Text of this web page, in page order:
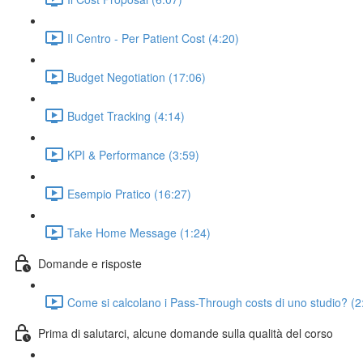
Il Centro - Per Patient Cost (4:20)
Budget Negotiation (17:06)
Budget Tracking (4:14)
KPI & Performance (3:59)
Esempio Pratico (16:27)
Take Home Message (1:24)
Domande e risposte
Come si calcolano i Pass-Through costs di uno studio?
Prima di salutarci, alcune domande sulla qualità del corso